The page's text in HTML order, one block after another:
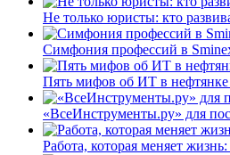
Не только юристы: кто
Симфония профессий в
Пять мифов об ИТ в
«ВсеИнструменты.ру» для
Работа, которая меняет